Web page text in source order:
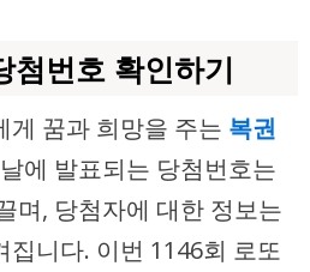
첨번호 확인하기
게 꿈과 희망을 주는 복권
에 발표되는 당첨번호는
며, 당첨자에 대한 정보는
집니다. 이번 1146회 로또